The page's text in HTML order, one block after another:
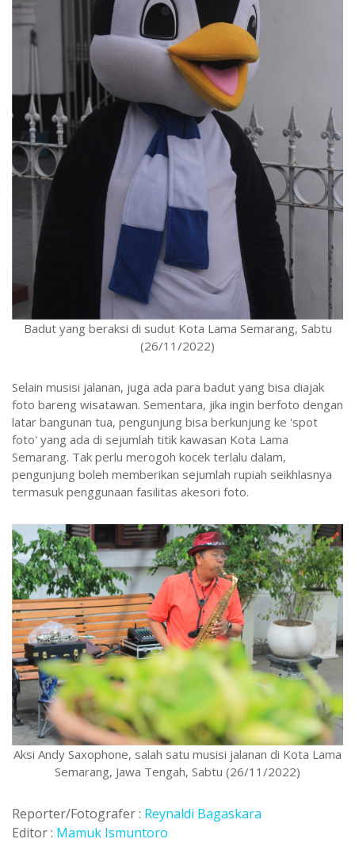
Badut yang beraksi di sudut Kota Lama Semarang, Sabtu
(26/11/2022)
Selain musisi jalanan, juga ada para badut yang bisa diajak
foto bareng wisatawan. Sementara, jika ingin berfoto dengan
latar bangunan tua, pengunjung bisa berkunjung ke 'spot
foto' yang ada di sejumlah titik kawasan Kota Lama
Semarang. Tak perlu merogoh kocek terlalu dalam,
pengunjung boleh memberikan sejumlah rupiah seikhlasnya
termasuk penggunaan fasilitas akesori foto.
Aksi Andy Saxophone, salah satu musisi jalanan di Kota Lama
Semarang, Jawa Tengah, Sabtu (26/11/2022)
Reporter/Fotografer : Reynaldi Bagaskara
Editor : Mamuk Ismuntoro